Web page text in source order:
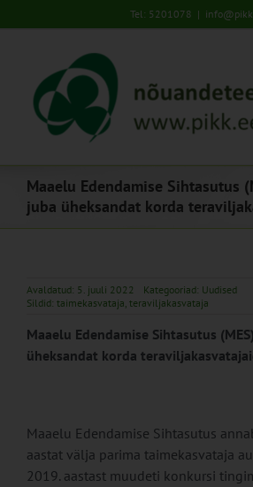
to
Tel: 5201078 |
Maaelu Edendamise Sihtasutus
juba üheksandat korda
Avaldatud: 5. juuli 2022 Kategooriad: Uudised
Sildid: taimekasvataja, teraviljakasvataja
Maaelu Edendamise Sihtasutus
üheksandat korda teraviljakasvataj
Maaelu Edendamise Sihtasutus
aastat välja parima taimekasvataja
2019. aastast muudeti konkursi